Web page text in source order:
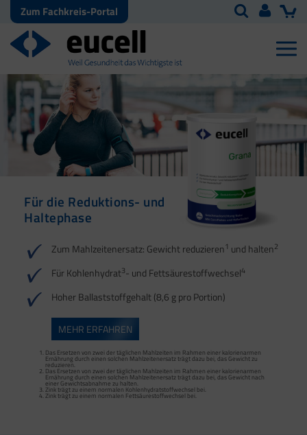
Zum Fachkreis-Portal
Für die Reduktions- und
Haltephase
Zum Mahlzeitenersatz: Gewicht reduzieren1 und halten2
Für Kohlenhydrat3- und Fettsäurestoffwechsel4
Hoher Ballaststoffgehalt (8,6 g pro Portion)
MEHR ERFAHREN
Das Ersetzen von zwei der täglichen Mahlzeiten im Rahmen einer kalorienarmen
Ernährung durch einen solchen Mahlzeitenersatz trägt dazu bei, das Gewicht zu
reduzieren.
Das Ersetzen von zwei der täglichen Mahlzeiten im Rahmen einer kalorienarmen
Ernährung durch einen solchen Mahlzeitenersatz trägt dazu bei, das Gewicht nach
einer Gewichtsabnahme zu halten.
Zink trägt zu einem normalen Kohlenhydratstoffwechsel bei.
Zink trägt zu einem normalen Fettsäurestoffwechsel bei.
Für die Reduktions- und
Haltephase
1 2
3
4
Das Ersetzen von zwei der täglichen Mahlzeiten im Rahmen einer kalorienarmen
Ernährung durch einen solchen Mahlzeitenersatz trägt dazu bei, das Gewicht zu
reduzieren.
Das Ersetzen von zwei der täglichen Mahlzeiten im Rahmen einer kalorienarmen
Ernährung durch einen solchen Mahlzeitenersatz trägt dazu bei, das Gewicht nach
einer Gewichtsabnahme zu halten.